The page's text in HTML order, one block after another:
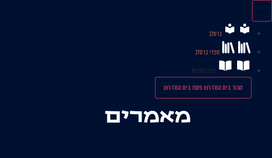
לתוכן
ברסלב
ספרי ברסלב
בית המדרש
סגור בית המדרשפתח בית המדרש
מאמרים